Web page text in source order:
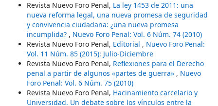
Revista Nuevo Foro Penal, La ley 1453 de 2011: una
nueva reforma legal, una nueva promesa de seguridad
y convivencia ciudadana: ¿una nueva promesa
incumplida? , Nuevo Foro Penal: Vol. 6 Núm. 74 (2010)
Revista Nuevo Foro Penal, Editorial , Nuevo Foro Penal:
Vol. 11 Núm. 85 (2015): Julio-Diciembre
Revista Nuevo Foro Penal, Reflexiones para el Derecho
penal a partir de algunos «partes de guerra» , Nuevo
Foro Penal: Vol. 6 Núm. 75 (2010)
Revista Nuevo Foro Penal, Hacinamiento carcelario y
Universidad. Un debate sobre los vínculos entre la